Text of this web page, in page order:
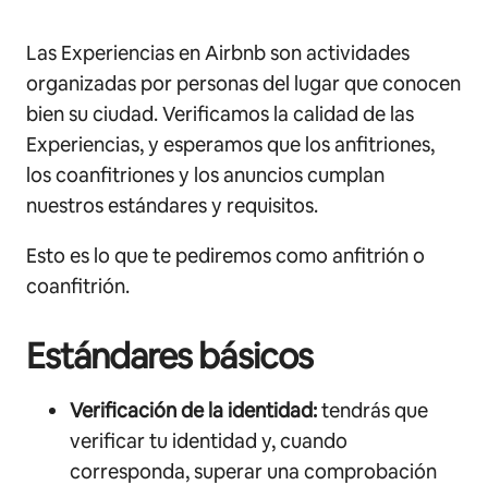
Las Experiencias en Airbnb son actividades
organizadas por personas del lugar que conocen
bien su ciudad. Verificamos la calidad de las
Experiencias, y esperamos que los anfitriones,
los coanfitriones y los anuncios cumplan
nuestros estándares y requisitos.
Esto es lo que te pediremos como anfitrión o
coanfitrión.
Estándares básicos
Verificación de la identidad:tendrás que
verificar tu identidad y, cuando
corresponda, superar una comprobación